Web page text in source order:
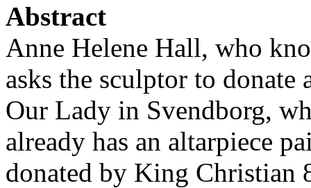
Abstract
Anne Helene Hall, who
asks the sculptor to
Our Lady in Svendborg,
already has an altarpiece
donated by King Christian